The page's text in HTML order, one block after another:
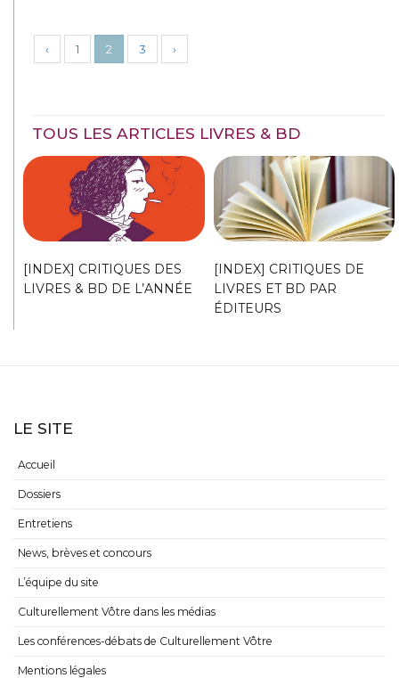
‹ 1 2 3 ›
TOUS LES ARTICLES LIVRES & BD
[INDEX] CRITIQUES DES
LIVRES & BD DE L’ANNÉE
[INDEX] CRITIQUES DE
LIVRES ET BD PAR
ÉDITEURS
LE SITE
Accueil
Dossiers
Entretiens
News, brèves et concours
L’équipe du site
Culturellement Vôtre dans les médias
Les conférences-débats de Culturellement Vôtre
Mentions légales